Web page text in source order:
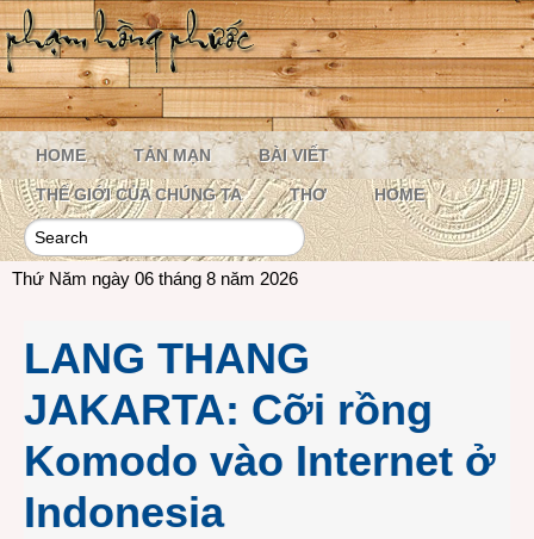
HOME TẢN MẠN BÀI VIẾT
THẾ GIỚI CỦA CHÚNG TA THƠ HOME
Thứ Năm ngày 06 tháng 8 năm 2026
LANG THANG
JAKARTA: Cỡi rồng
Komodo vào Internet ở
Indonesia